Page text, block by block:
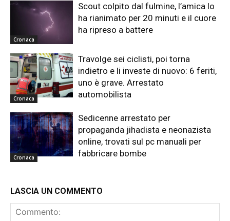
Cronaca
Scout colpito dal fulmine, l’amica lo
ha rianimato per 20 minuti e il cuore
ha ripreso a battere
Cronaca
Travolge sei ciclisti, poi torna
indietro e li investe di nuovo: 6 feriti,
uno è grave. Arrestato
automobilista
Cronaca
Sedicenne arrestato per
propaganda jihadista e neonazista
online, trovati sul pc manuali per
fabbricare bombe
LASCIA UN COMMENTO